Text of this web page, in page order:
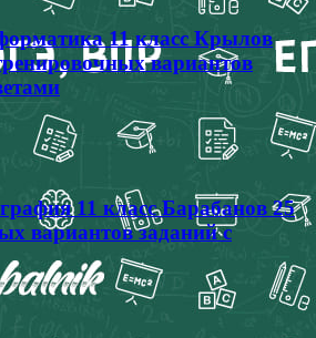
11 класс Крылов
вариантов
11 класс Барабанов 25
вариантов заданий с